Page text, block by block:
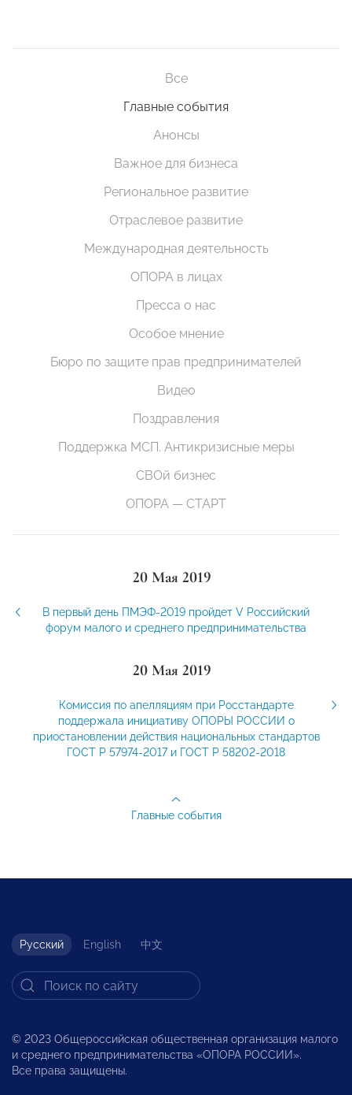
Все
Главные события
Анонсы
Важное для бизнеса
Региональное развитие
Отраслевое развитие
Международная деятельность
ОПОРА в лицах
Пресса о нас
Особое мнение
Бюро по защите прав предпринимателей
Видео
Поздравления
Поддержка МСП. Антикризисные меры
СВОй бизнес
ОПОРА — СТАРТ
20 Мая 2019
В первый день ПМЭФ-2019 пройдет V Российский
форум малого и среднего предпринимательства
20 Мая 2019
Комиссия по апелляциям при Росстандарте
поддержала инициативу ОПОРЫ РОССИИ о
приостановлении действия национальных стандартов
ГОСТ Р 57974-2017 и ГОСТ Р 58202-2018
Главные события
Русский English 中文
© 2023 Общероссийская общественная организация малого
и среднего предпринимательства «ОПОРА РОССИИ».
Все права защищены.